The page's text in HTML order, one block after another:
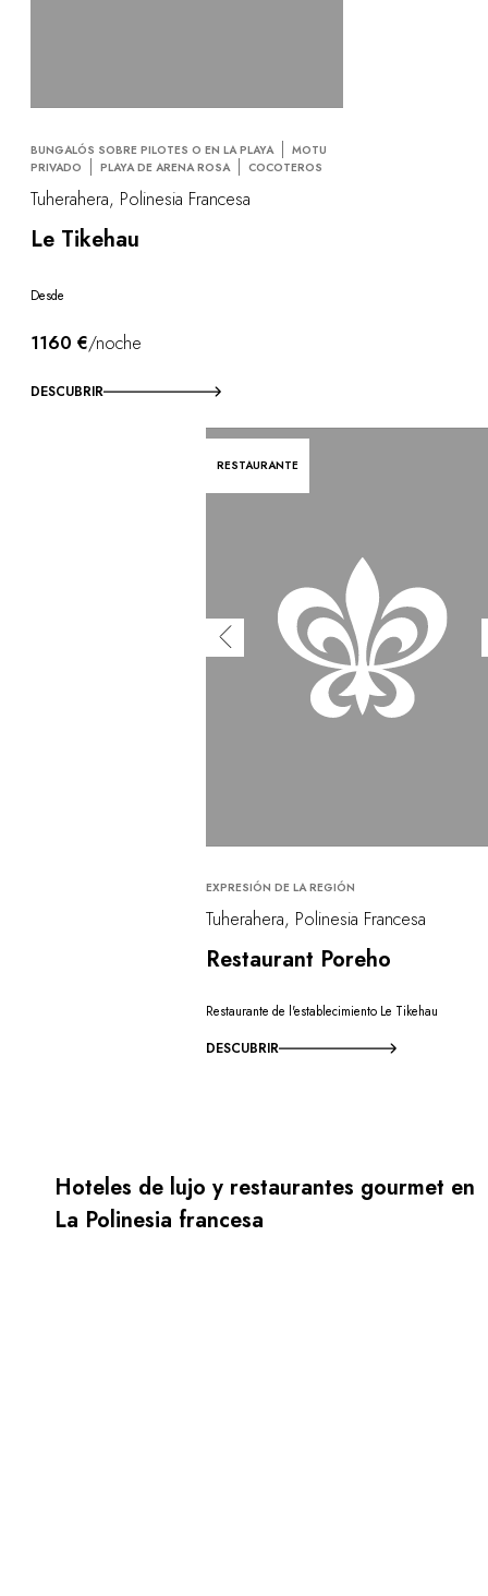
BUNGALÓS SOBRE PILOTES O EN LA PLAYA
MOTU
PRIVADO
PLAYA DE ARENA ROSA COCOTEROS
Tuherahera, Polinesia Francesa
Le Tikehau
Desde
1160 €/noche
DESCUBRIR
RESTAURANTE
EXPRESIÓN DE LA REGIÓN
Tuherahera, Polinesia Francesa
Restaurant Poreho
Restaurante de l'establecimiento Le Tikehau
DESCUBRIR
Hoteles de lujo y restaurantes gourmet en
La Polinesia francesa